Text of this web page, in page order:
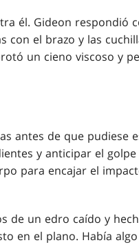
él. Gideon respondió
con el brazo y las
un cieno viscoso y
antes de que pudiese
y anticipar el
para encajar el
de un edro caído y
en el plano. Había